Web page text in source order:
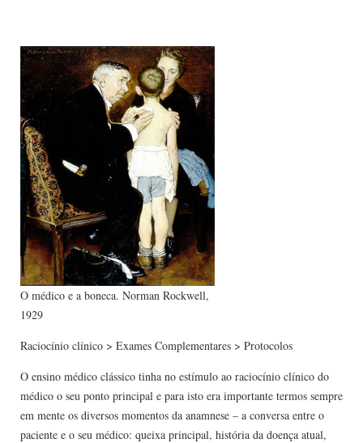
O médico e a boneca. Norman Rockwell,
1929
Raciocínio clínico > Exames Complementares > Protocolos
O ensino médico clássico tinha no estímulo ao raciocínio clínico do
médico o seu ponto principal e para isto era importante termos sempre
em mente os diversos momentos da anamnese – a conversa entre o
paciente e o seu médico: queixa principal, história da doença atual,